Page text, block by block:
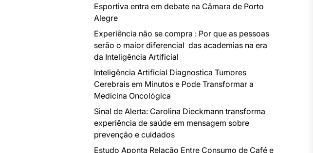
Esportiva entra em debate na Câmara de Porto
Alegre
Experiência não se compra : Por que as pessoas
serão o maior diferencial das academias na era
da Inteligência Artificial
Inteligência Artificial Diagnostica Tumores
Cerebrais em Minutos e Pode Transformar a
Medicina Oncológica
Sinal de Alerta: Carolina Dieckmann transforma
experiência de saúde em mensagem sobre
prevenção e cuidados
Estudo Aponta Relação Entre Consumo de Café e